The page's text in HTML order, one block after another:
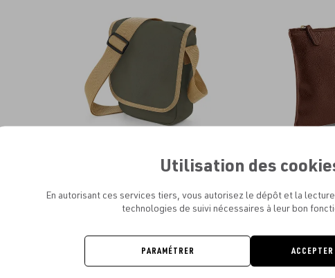
À PARTIR DE 4.24€
favoris
À
Utilisation des
En autorisant ces services tiers, vous autorisez le dépôt et la
technologies de suivi nécessaires à leur bon
PARAMÉTRER